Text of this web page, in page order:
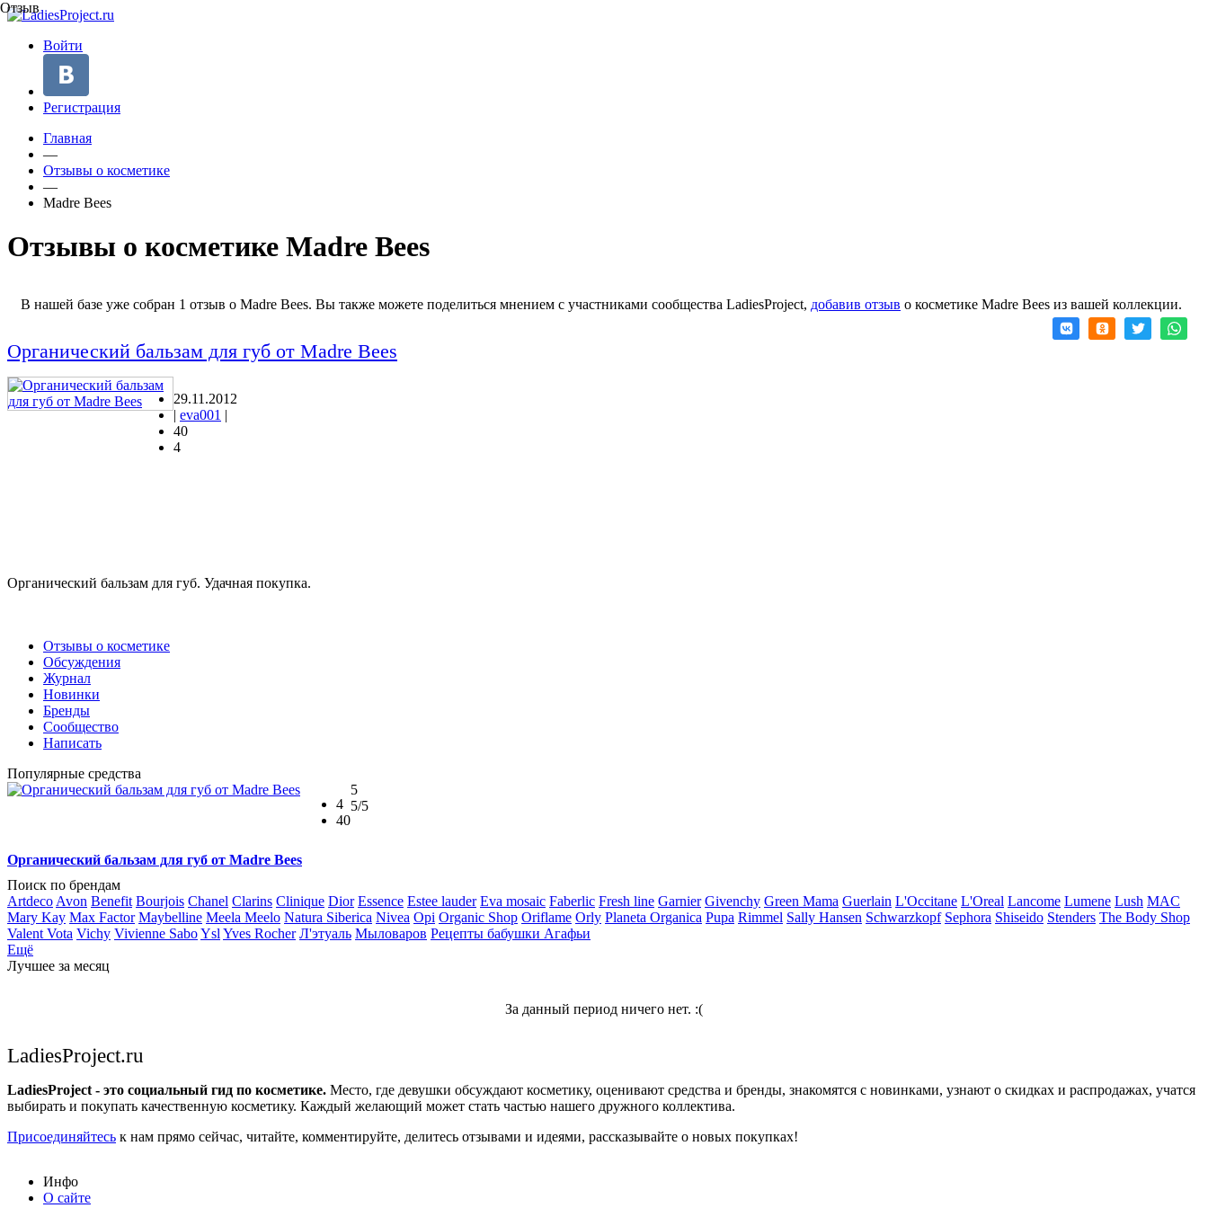
Войти
Регистрация
Главная
—
Отзывы о косметике
—
Madre Bees
Отзывы о косметике Madre Bees
В нашей базе уже собран 1 отзыв о Madre Bees. Вы также можете поделиться мнением с участниками сообщества LadiesProject, добавив отзыв о косметике Madre Bees из вашей коллекции.
Отзыв
Органический бальзам для губ от Madre Bees
29.11.2012
| eva001 |
40
4
Органический бальзам для губ. Удачная покупка.
Отзывы о косметике
Обсуждения
Журнал
Новинки
Бренды
Сообщество
Написать
Популярные средства
4
40
5
5/5
Органический бальзам для губ от Madre Bees
Поиск по брендам
Artdeco Avon Benefit Bourjois Chanel Clarins Clinique Dior Essence Estee lauder Eva mosaic Faberlic Fresh line Garnier Givenchy Green Mama Guerlain L'Occitane L'Oreal Lancome Lumene Lush MAC
Mary Kay Max Factor Maybelline Meela Meelo Natura Siberica Nivea Opi Organic Shop Oriflame Orly Planeta Organica Pupa Rimmel Sally Hansen Schwarzkopf Sephora Shiseido Stenders The Body Shop
Valent Vota Vichy Vivienne SaboYsl Yves Rocher Л'этуаль Мыловаров Рецепты бабушки Агафьи
Ещё
Лучшее за месяц
За данный период ничего нет. :(
LadiesProject.ru
LadiesProject - это социальный гид по косметике. Место, где девушки обсуждают косметику, оценивают средства и бренды, знакомятся с новинками, узнают о скидках и распродажах, учатся
выбирать и покупать качественную косметику. Каждый желающий может стать частью нашего дружного коллектива.
Присоединяйтесь к нам прямо сейчас, читайте, комментируйте, делитесь отзывами и идеями, рассказывайте о новых покупках!
Инфо
О сайте